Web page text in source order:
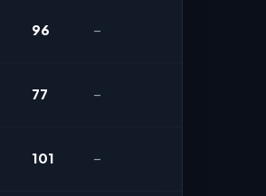
96 –
77 –
101 –